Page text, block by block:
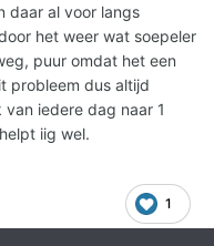
daar al voor langs
het weer wat soepeler
puur omdat het een
probleem dus altijd
iedere dag naar 1
iig wel.
1